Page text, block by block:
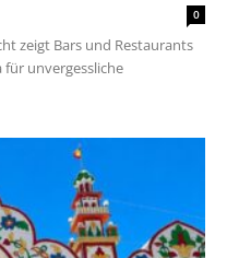
0
zeigt Bars und Restaurants
für unvergessliche